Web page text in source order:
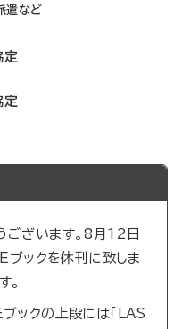
遣など
定
定
ございます。8月12日
ブックを休刊に致しま
。
ックの上段には「LAS